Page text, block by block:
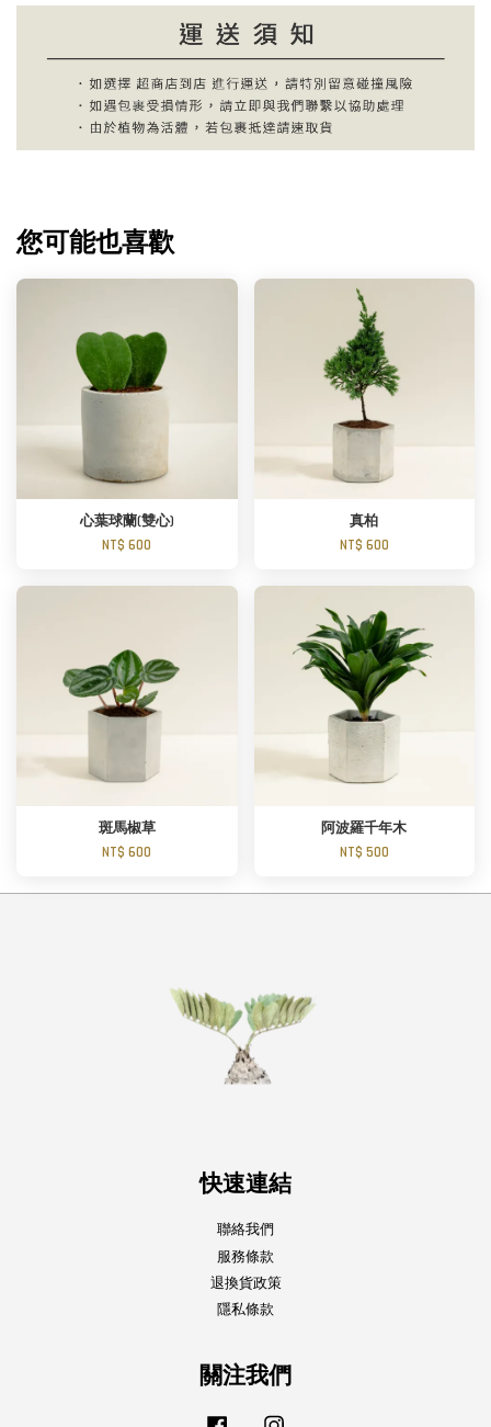
您可能也喜歡
心葉球蘭(雙心)
NT$ 600
真柏
NT$ 600
斑馬椒草
NT$ 600
阿波羅千年木
NT$ 500
快速連結
聯絡我們
服務條款
退換貨政策
隱私條款
關注我們
Facebook